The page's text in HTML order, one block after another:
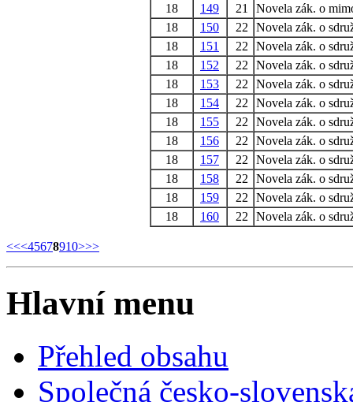
18
149 21
Novela zák. o
18
150 22
Novela zák. o
18
151 22
Novela zák. o
18
152 22
Novela zák. o
18
153 22
Novela zák. o
18
154 22
Novela zák. o
18
155 22
Novela zák. o
18
156 22
Novela zák. o
18
157 22
Novela zák. o
18
158 22
Novela zák. o
18
159 22
Novela zák. o
18
160 22 Novela zák. o
<<<45678910>>>
Hlavní menu
Přehled obsahu
Společná česko-